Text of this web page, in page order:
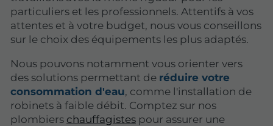
particuliers et les professionnels. Attentifs à vos
attentes et à votre budget, nous vous conseillons
sur le choix des équipements les plus adaptés.
Nous pouvons notamment vous orienter vers
des solutions permettant de réduire votre
consommation d'eau, comme l'installation de
robinets à faible débit. Comptez sur nos
plombiers chauffagistes pour assurer une